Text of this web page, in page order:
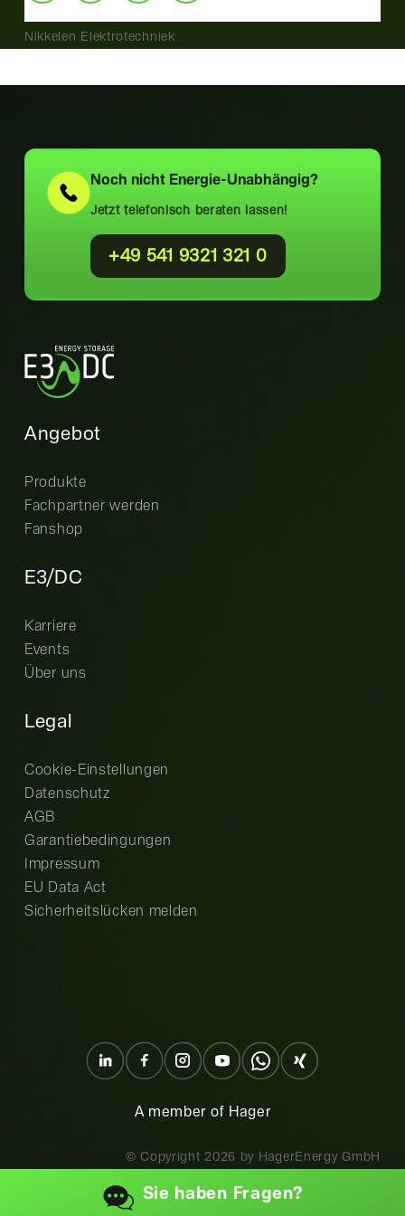
Nikkelen Elektrotechniek
Noch nicht Energie-Unabhängig?
Jetzt telefonisch beraten lassen!
+49 541 9321 321 0
Angebot
Produkte
Fachpartner werden
Fanshop
E3/DC
Karriere
Events
Über uns
Legal
Cookie-Einstellungen
Datenschutz
AGB
Garantiebedingungen
Impressum
EU Data Act
Sicherheitslücken melden
A member of Hager
© Copyright 2026 by HagerEnergy GmbH
Sie haben Fragen?